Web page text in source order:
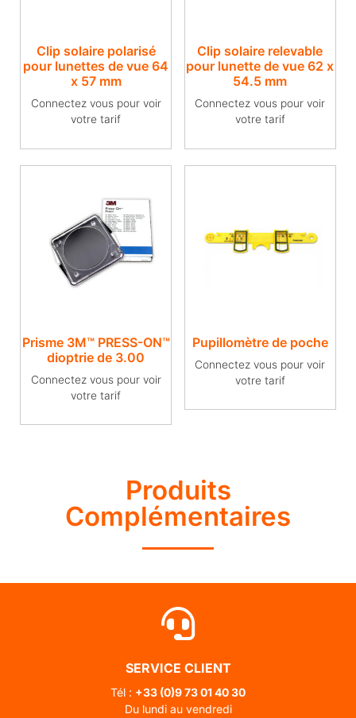
Clip solaire polarisé
pour lunettes de vue​ 64
x 57 mm
Connectez vous pour voir
votre tarif
Clip solaire relevable
pour lunette de vue​ 62 x
54.5 mm
Connectez vous pour voir
votre tarif
Prisme 3M™ PRESS-ON™
dioptrie de 3.00
Connectez vous pour voir
votre tarif
Pupillomètre de poche
Connectez vous pour voir
votre tarif
Produits
Complémentaires
SERVICE CLIENT
Tél : +33 (0)9 73 01 40 30
Du lundi au vendredi